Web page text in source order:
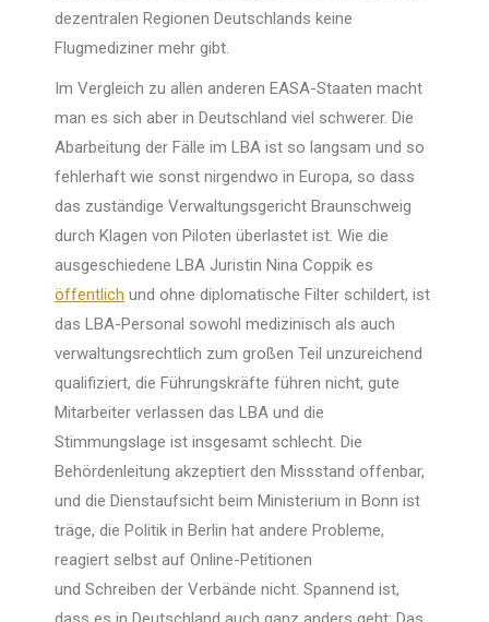
dezentralen Regionen Deutschlands keine
Flugmediziner mehr gibt.
Im Vergleich zu allen anderen EASA-Staaten macht
man es sich aber in Deutschland viel schwerer. Die
Abarbeitung der Fälle im LBA ist so langsam und so
fehlerhaft wie sonst nirgendwo in Europa, so dass
das zuständige Verwaltungsgericht Braunschweig
durch Klagen von Piloten überlastet ist. Wie die
ausgeschiedene LBA Juristin Nina Coppik es
öffentlich und ohne diplomatische Filter schildert, ist
das LBA-Personal sowohl medizinisch als auch
verwaltungsrechtlich zum großen Teil unzureichend
qualifiziert, die Führungskräfte führen nicht, gute
Mitarbeiter verlassen das LBA und die
Stimmungslage ist insgesamt schlecht. Die
Behördenleitung akzeptiert den Missstand offenbar,
und die Dienstaufsicht beim Ministerium in Bonn ist
träge, die Politik in Berlin hat andere Probleme,
reagiert selbst auf Online-Petitionen
und Schreiben der Verbände nicht. Spannend ist,